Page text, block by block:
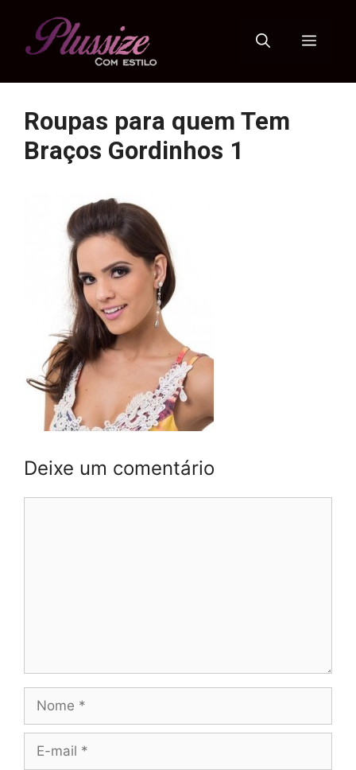
Menu
Roupas para quem Tem
Braços Gordinhos 1
Deixe um comentário
mail